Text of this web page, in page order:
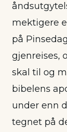
mektigere
på
gjenreises,
skal til og
bibelens
under enn
tegnet på